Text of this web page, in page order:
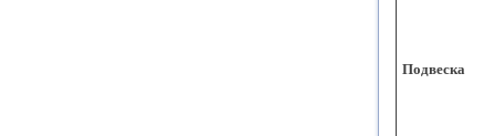
Подвеска